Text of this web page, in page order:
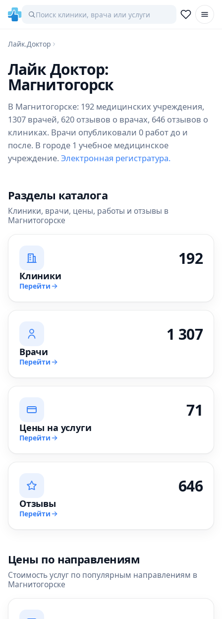
Лайк.Доктор
Лайк Доктор:
Магнитогорск
В Магнитогорске: 192 медицинских учреждения,
1307 врачей, 620 отзывов о врачах, 646 отзывов о
клиниках. Врачи опубликовали 0 работ до и
после. В городе 1 учебное медицинское
учреждение. Электронная регистратура.
Разделы каталога
Клиники, врачи, цены, работы и отзывы в
Магнитогорске
192
Клиники
Перейти
1 307
Врачи
Перейти
71
Цены на услуги
Перейти
646
Отзывы
Перейти
Цены по направлениям
Стоимость услуг по популярным направлениям в
Магнитогорске